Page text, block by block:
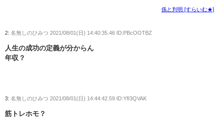
係と判明 [すらいむ★]
2: 名無しのひみつ 2021/08/01(日) 14:40:35.46 ID:PBcOOTBZ
人生の成功の定義が分からん
年収？
3: 名無しのひみつ 2021/08/01(日) 14:44:42.59 ID:YfI3QVAK
筋トレホモ？